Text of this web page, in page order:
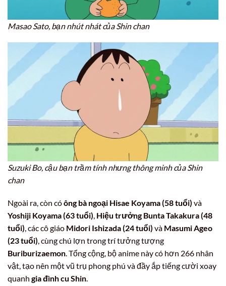
Masao Sato, bạn nhút nhát của Shin chan
Suzuki Bo, cậu bạn trầm tính nhưng thông minh của Shin
chan
Ngoài ra, còn cóông bà ngoại Hisae Koyama (58 tuổi) và
Yoshiji Koyama (63 tuổi), Hiệu trưởng Bunta Takakura (48
tuổi), các cô giáo Midori Ishizada (24 tuổi) và Masumi Ageo
(23 tuổi), cùng chú lợn trong trí tưởng tượng
Buriburizaemon. Tổng cộng, bộ anime này có hơn 266 nhân
vật, tạo nên một vũ trụ phong phú và đầy ắp tiếng cười xoay
quanh gia đình cu Shin.